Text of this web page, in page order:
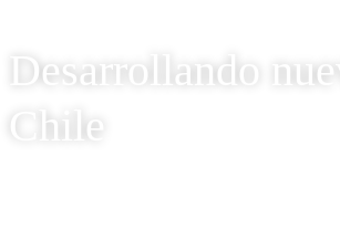
Desarrollando
Chile